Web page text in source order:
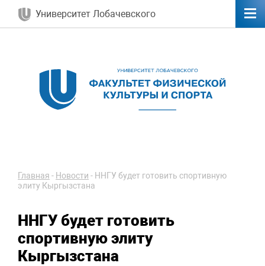
Университет Лобачевского
Главная - Новости - ННГУ будет готовить спортивную
элиту Кыргызстана
ННГУ будет готовить
спортивную элиту
Кыргызстана